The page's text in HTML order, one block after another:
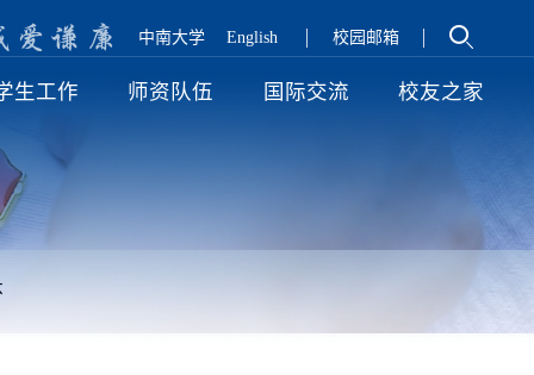
爱 谦 廉 中南大学 English 校园邮箱
生工作 师资队伍 国际交流 校友之家